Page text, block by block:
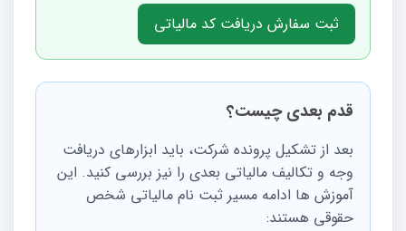
ثبت سفارش دریافت کد مالیاتی
قدم بعدی چیست؟
بعد از تشکیل پرونده شرکت، باید ابزارهای دریافت
وجه و تکالیف مالیاتی بعدی را نیز بررسی کنید. این
آموزش ها ادامه مسیر ثبت نام مالیاتی شخص
حقوقی هستند: